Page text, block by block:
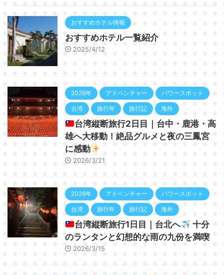
おすすめホテル情報
おすすめホテル一覧紹介
2025/4/12
2026年 アドベンチャー パワースポット
台湾 旅行年 旅行記 海外
台湾縦断旅行2日目｜台中・鹿港・高
雄へ大移動！絶品グルメと夜の三鳳宮
に感動
2026/3/21
2026年 アドベンチャー パワースポット
台湾 旅行年 旅行記 海外
台湾縦断旅行1日目｜台北へ
十分
のランタンと幻想的な雨の九份を満喫
2026/3/15